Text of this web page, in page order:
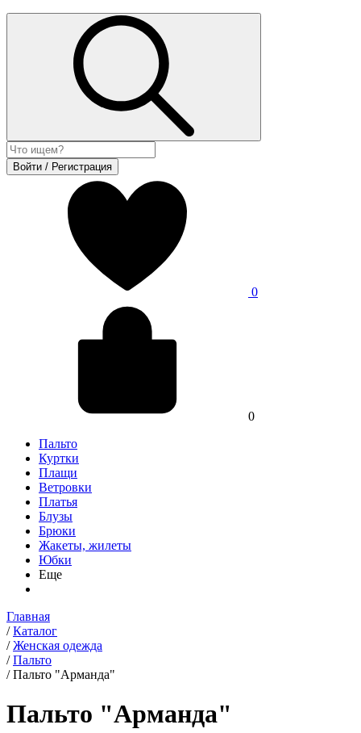
Войти / Регистрация
0
0
Пальто
Куртки
Плащи
Ветровки
Платья
Блузы
Брюки
Жакеты, жилеты
Юбки
Еще
Главная
/ Каталог
/ Женская одежда
/ Пальто
/ Пальто "Арманда"
Пальто "Арманда"